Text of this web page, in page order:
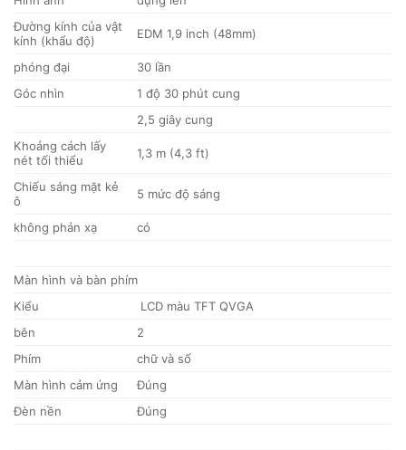
Đường kính của vật
kính (khẩu độ)
EDM 1,9 inch (48mm)
phóng đại
30 lần
Góc nhìn
1 độ 30 phút cung
2,5 giây cung
Khoảng cách lấy
nét tối thiểu
1,3 m (4,3 ft)
Chiếu sáng mặt kẻ
ô
5 mức độ sáng
không phản xạ có
Màn hình và bàn phím
Kiểu
LCD màu TFT QVGA
bên
2
Phím
chữ và số
Màn hình cảm ứng
Đúng
Đèn nền
Đúng